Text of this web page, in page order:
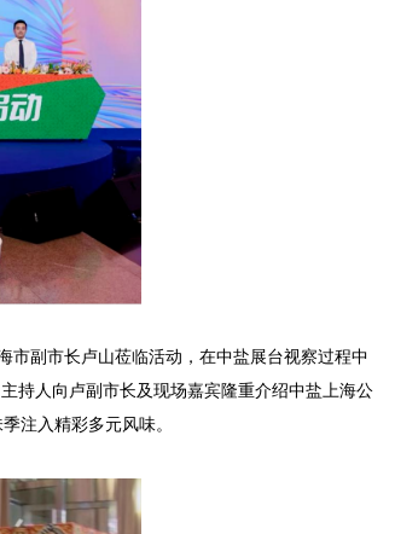
副市长卢山莅临活动，在中盐展台视察过程中
持人向卢副市长及现场嘉宾隆重介绍中盐上海公
注入精彩多元风味。